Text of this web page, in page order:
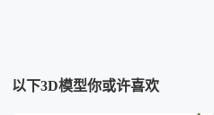
以下3D模型你或许喜欢